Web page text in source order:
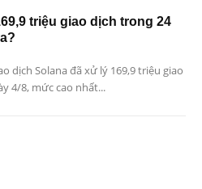
triệu giao dịch trong 24
dịch Solana đã xử lý 169,9 triệu giao
4/8, mức cao nhất...